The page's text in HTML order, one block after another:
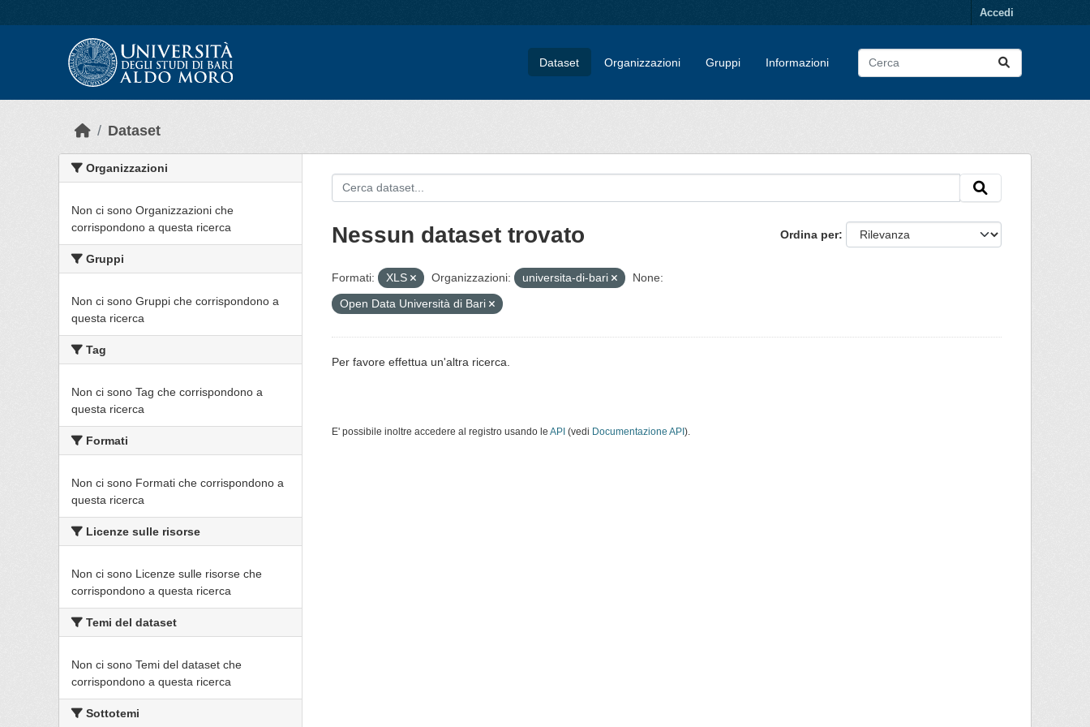
Accedi
Dataset Organizzazioni Gruppi Informazioni
Dataset
Organizzazioni
Non ci sono Organizzazioni che
corrispondono a questa ricerca
Gruppi
Non ci sono Gruppi che corrispondono a
questa ricerca
Tag
Non ci sono Tag che corrispondono a
questa ricerca
Formati
Non ci sono Formati che corrispondono a
questa ricerca
Licenze sulle risorse
Non ci sono Licenze sulle risorse che
corrispondono a questa ricerca
Temi del dataset
Non ci sono Temi del dataset che
corrispondono a questa ricerca
Sottotemi
Ordina per
Nessun dataset trovato
Formati: XLS Organizzazioni: universita-di-bari
None:
Open Data Università di Bari
Per favore effettua un'altra ricerca.
E' possibile inoltre accedere al registro usando le API (vedi Documentazione API ).